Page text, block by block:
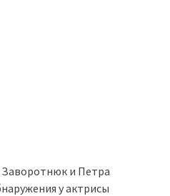
и Петра
у актрисы